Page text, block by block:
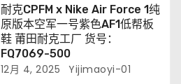
耐克CPFM x Nike Air Force 1纯
原版本空军一号紫色AF1低帮板
鞋 莆田耐克工厂 货号：
FQ7069-500
12月 4, 2025 Yijimaoyi-01